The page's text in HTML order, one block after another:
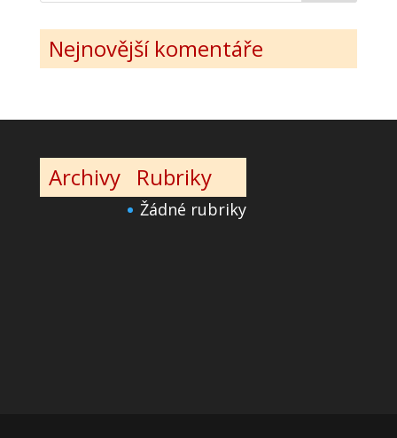
Nejnovější komentáře
Archivy Rubriky
Žádné rubriky